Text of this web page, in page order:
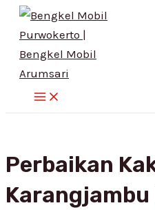
Skip
content
Menu
Perbaikan
Post
navigation